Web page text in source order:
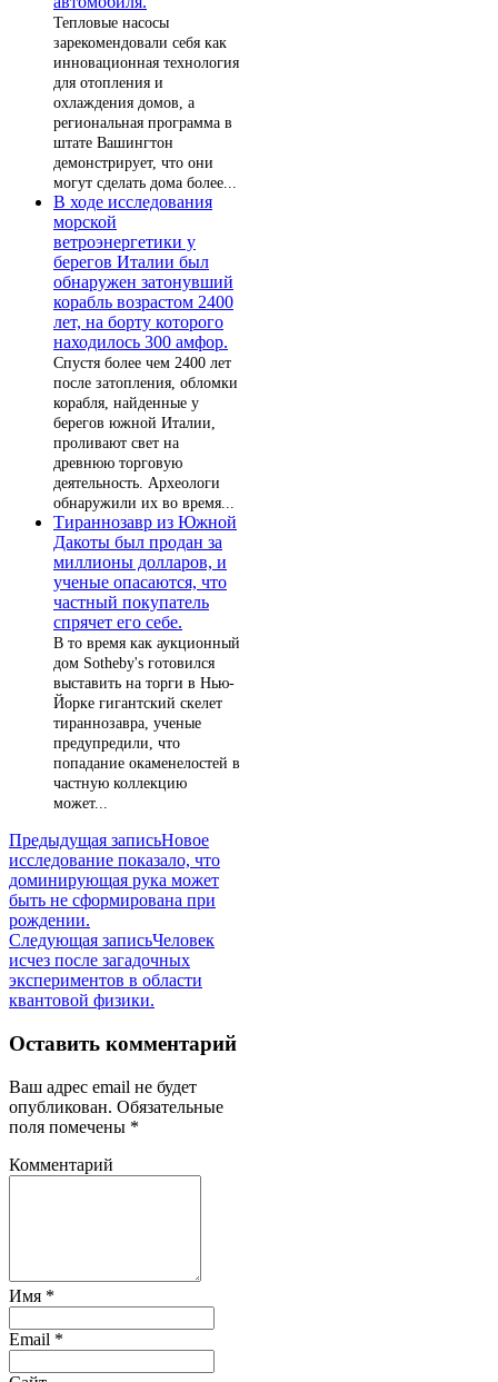
Тепловые насосы
зарекомендовали себя как
инновационная технология
для отопления и
охлаждения домов, а
региональная программа в
штате Вашингтон
демонстрирует, что они
могут сделать дома более...
В ходе исследования
морской
ветроэнергетики у
берегов Италии был
обнаружен затонувший
корабль возрастом 2400
лет, на борту которого
находилось 300 амфор.
Спустя более чем 2400 лет
после затопления, обломки
корабля, найденные у
берегов южной Италии,
проливают свет на
древнюю торговую
деятельность. Археологи
обнаружили их во время...
Тираннозавр из Южной
Дакоты был продан за
миллионы долларов, и
ученые опасаются, что
частный покупатель
спрячет его себе.
В то время как аукционный
дом Sotheby's готовился
выставить на торги в Нью-
Йорке гигантский скелет
тираннозавра, ученые
предупредили, что
попадание окаменелостей в
частную коллекцию
может...
Навигация
по
записям
Предыдущая записьНовое
исследование показало, что
доминирующая рука может
быть не сформирована при
рождении.
Следующая записьЧеловек
исчез после загадочных
экспериментов в области
квантовой физики.
Оставить комментарий
Ваш адрес email не будет
опубликован. Обязательные
поля помечены *
Комментарий
Имя *
Email *